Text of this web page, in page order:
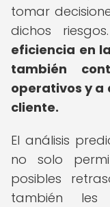
tomar
dichos
eficiencia en
también
operativos y
cliente.
El análisis
no solo
posibles
también les